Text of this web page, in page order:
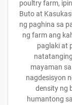
poultry farm,
Buto at
ng paghina sa
ng farm ang
paglaki at
mayaman
nagdesisyon
density ng
humantong